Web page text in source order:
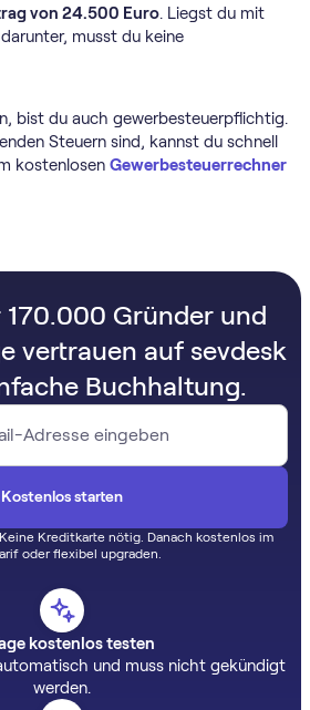
von 24.500 Euro. Liegst du mit
musst du keine
bist du auch gewerbesteuerpflichtig.
Steuern sind, kannst du schnell
kostenlosen Gewerbesteuerrechner
170.000 Gründer und
vertrauen auf sevdesk
Buchhaltung.
Kreditkarte nötig. Danach kostenlos im
oder flexibel upgraden.
kostenlos testen
und muss nicht gekündigt
werden.